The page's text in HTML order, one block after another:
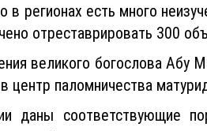
полетов и
в регионах есть много
отреставрировать 300
великого богослова Абу
центр паломничества